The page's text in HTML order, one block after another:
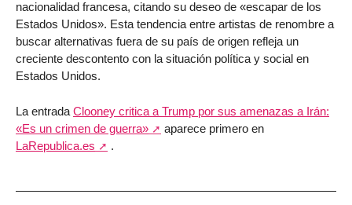
nacionalidad francesa, citando su deseo de «escapar de los
Estados Unidos». Esta tendencia entre artistas de renombre a
buscar alternativas fuera de su país de origen refleja un
creciente descontento con la situación política y social en
Estados Unidos.
La entrada Clooney critica a Trump por sus amenazas a Irán:
«Es un crimen de guerra»
aparece primero en
LaRepublica.es
.